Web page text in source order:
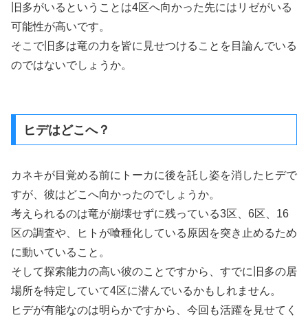
旧多がいるということは4区へ向かった先にはリゼがいる
可能性が高いです。
そこで旧多は竜の力を皆に見せつけることを目論んでいる
のではないでしょうか。
ヒデはどこへ？
カネキが目覚める前にトーカに後を託し姿を消したヒデで
すが、彼はどこへ向かったのでしょうか。
考えられるのは竜が崩壊せずに残っている3区、6区、16
区の調査や、ヒトが喰種化している原因を突き止めるため
に動いていること。
そして探索能力の高い彼のことですから、すでに旧多の居
場所を特定していて4区に潜んでいるかもしれません。
ヒデが有能なのは明らかですから、今回も活躍を見せてく